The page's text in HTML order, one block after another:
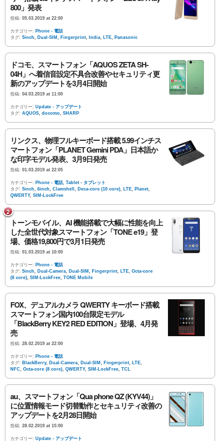
800」発表
投稿: 05.03.2019 at 22:00
カテゴリー: Phone - 電話
タグ: 5inch, Dual-SIM , Fingerprint, India, LTE, Panasonic
ドコモ、スマートフォン「AQUOS ZETA SH-
04H」へ着信音設定不具合改善やセキュリティ更
新のアップデートを3月4日開始
投稿: 04.03.2019 at 11:00
カテゴリー: Update - アップデート
タグ: AQUOS, docomo, SHARP
リンクス、物理フルキーボード搭載 5.99インチス
マートフォン「PLANET Gemini PDA」日本語か
な印字モデル発表、3月9日発売
投稿: 01.03.2019 at 22:05
カテゴリー: Phone - 電話, Tablet - タブレット
タグ: 5inch, 6inch, Clamshell , Deca-core (10 core), LTE, Planet,
QWERTY, SIM-LockFree
2
トーンモバイル、AI 機能搭載で大幅に性能を向上
した全世代対象スマートフォン「TONE e19」登
場、価格19,800円で3月1日発売
投稿: 01.03.2019 at 10:00
カテゴリー: Phone - 電話
タグ: 5inch, Dual-Camera, Dual-SIM , Fingerprint, LTE, Octa-core
(8 core), SIM-LockFree, TONE Mobile
FOX、デュアルカメラ QWERTY キーボード搭載
スマートフォン国内100台限定モデル
「BlackBerry KEY2 RED EDITION」登場、4月発
売
投稿: 28.02.2019 at 22:00
カテゴリー: Phone - 電話
タグ: BlackBerry, Dual-Camera, Dual-SIM , Fingerprint, LTE,
NFC, Octa-core (8 core), QWERTY, SIM-LockFree, TCL
au、スマートフォン「Qua phone QZ (KYV44)」
に位置情報モード切替動作とセキュリティ改善の
アップデートを2月28日開始
投稿: 28.02.2019 at 15:00
カテゴリー: Update - アップデート